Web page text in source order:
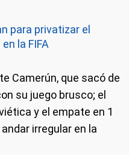
para privatizar el
la FIFA
Camerún, que sacó de
su juego brusco; el
y el empate en 1
irregular en la